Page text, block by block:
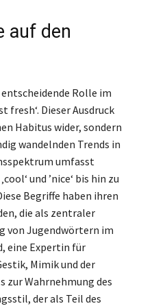
auf den
Rolle im
fresh‘. Dieser Ausdruck
Habitus wider, sondern
wandelnden Trends in
umfasst
und ’nice‘ bis hin zu
Begriffe haben ihren
die als zentraler
von Jugendwörtern im
eine Expertin für
Mimik und der
zur Wahrnehmung des
der als Teil des